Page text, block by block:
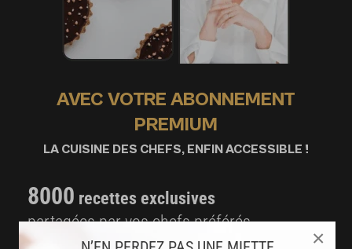
×
AVEC VOTRE ABONNEMENT
PREMIUM
LA CUISINE DES CHEFS, ENFIN ACCESSIBLE !
8000 recettes exclusives
partagées par vos chefs préférés